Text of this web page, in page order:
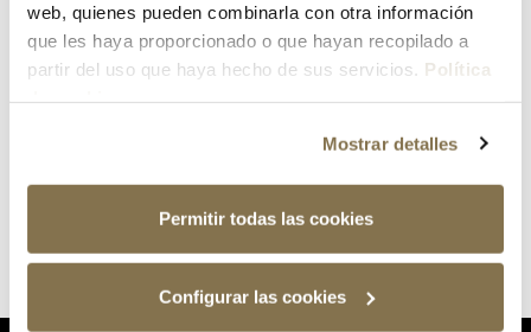
web, quienes pueden combinarla con otra información
que les haya proporcionado o que hayan recopilado a
partir del uso que haya hecho de sus servicios. Política
Mostrar detalles
Permitir todas las cookies
Configurar las cookies